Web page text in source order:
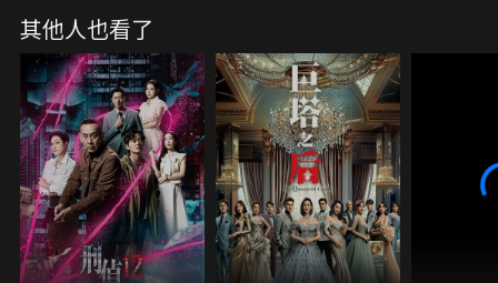
其他人也看了